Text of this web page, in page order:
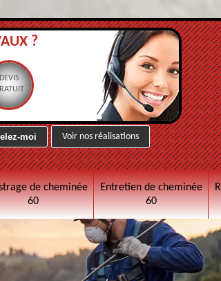
?
DEVIS
Voir nos réalisations
de cheminée
60
Entretien de cheminée
60